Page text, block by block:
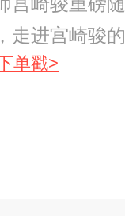
走进宫崎骏
单戳>